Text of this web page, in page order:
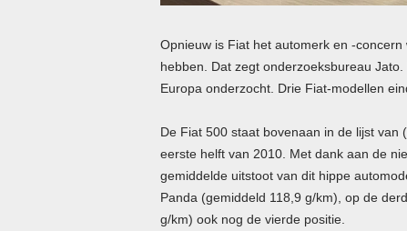
Opnieuw is Fiat het automerk en -
hebben. Dat zegt onderzoeksbureau
Europa onderzocht. Drie Fiat-modellen
De Fiat 500 staat bovenaan in de lijst
eerste helft van 2010. Met dank aan de
gemiddelde uitstoot van dit hippe
Panda (gemiddeld 118,9 g/km), op de
g/km) ook nog de vierde positie.